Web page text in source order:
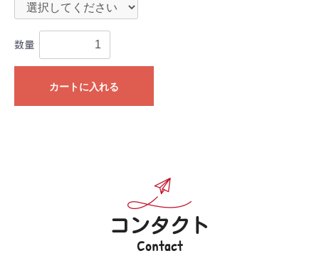
数量
カートに入れる
コンタクト
Contact